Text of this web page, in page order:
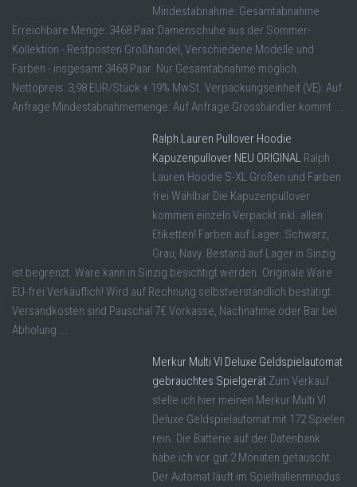
Mindestabnahme: Gesamtabnahme
Erreichbare Menge: 3468 Paar Damenschuhe aus der Sommer-
Kollektion - Restposten Großhandel, Verschiedene Modelle und
Farben - insgesamt 3468 Paar. Nur Gesamtabnahme möglich.
Nettopreis: 3,98 EUR/Stück + 19% MwSt. Verpackungseinheit (VE): Auf
Anfrage Mindestabnahmemenge: Auf Anfrage Grosshändler kommt ...
Ralph Lauren Pullover Hoodie
Kapuzenpullover NEU ORIGINAL Ralph
Lauren Hoodie S-XL Großen und Farben
frei Wählbar Die Kapuzenpullover
kommen einzeln Verpackt inkl. allen
Etiketten! Farben auf Lager: Schwarz,
Grau, Navy. Bestand auf Lager in Sinzig
ist begrenzt. Ware kann in Sinzig besichtigt werden. Originale Ware
EU-frei Verkäuflich! Wird auf Rechnung selbstverständlich bestätigt.
Versandkosten sind Pauschal 7€ Vorkasse, Nachnahme oder Bar bei
Abholung ...
Merkur Multi VI Deluxe Geldspielautomat
gebrauchtes Spielgerät Zum Verkauf
stelle ich hier meinen Merkur Multi VI
Deluxe Geldspielautomat mit 172 Spielen
rein. Die Batterie auf der Datenbank
habe ich vor gut 2 Monaten getauscht.
Der Automat läuft im Spielhallenmnodus